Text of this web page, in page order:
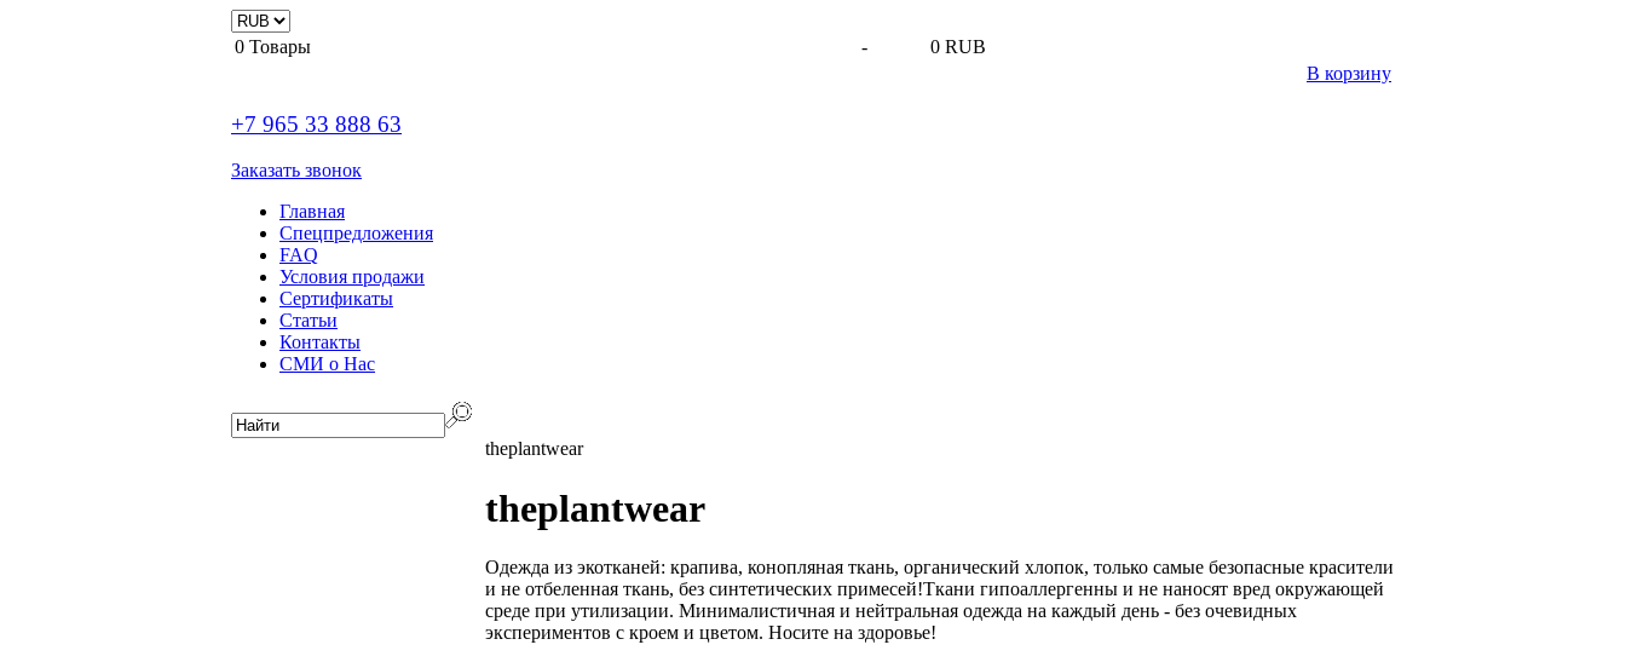
0 Товары -
0 RUB
В корзину
+7 965 33 888 63
Заказать звонок
Главная
Спецпредложения
FAQ
Условия продажи
Сертификаты
Статьи
Контакты
СМИ о Нас
theplantwear
theplantwear
Одежда из экотканей: крапива, конопляная ткань, органический хлопок, только самые безопасные красители
и не отбеленная ткань, без синтетических примесей!Ткани гипоаллергенны и не наносят вред окружающей
среде при утилизации. Минималистичная и нейтральная одежда на каждый день - без очевидных
экспериментов с кроем и цветом. Носите на здоровье!